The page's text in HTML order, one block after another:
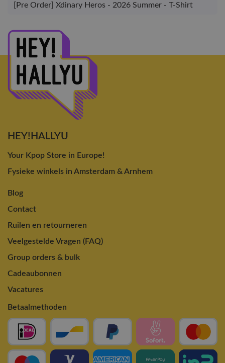
[Pre Order] Xdinary Heros - 2026 Summer - T-Shirt
HEY!HALLYU
Your Kpop Store in Europe!
Fysieke winkels in Amsterdam & Arnhem
Blog
Contact
Ruilen en retourneren
Veelgestelde Vragen (FAQ)
Group orders & bulk
Cadeaubonnen
Vacatures
Betaalmethoden